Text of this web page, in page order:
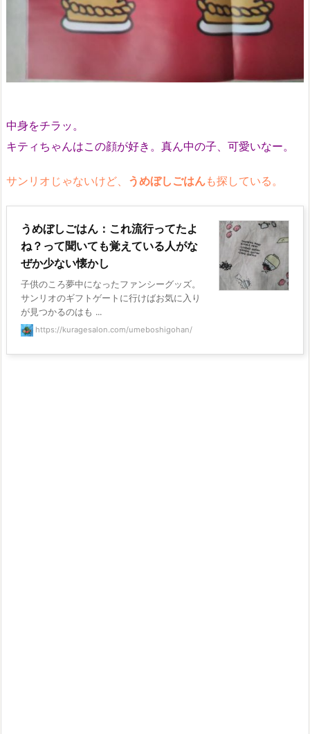
中身をチラッ。
キティちゃんはこの顔が好き。真ん中の子、可愛いなー。
サンリオじゃないけど、 うめぼしごはんも探している。
うめぼしごはん：これ流行ってたよ
ね？って聞いても覚えている人がな
ぜか少ない懐かし
子供のころ夢中になったファンシーグッズ。
サンリオのギフトゲートに行けばお気に入り
が見つかるのはも ...
https://kuragesalon.com/umeboshigohan/